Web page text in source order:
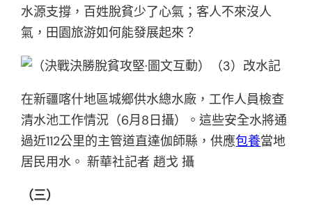
水源支撐，百姓脫貧少了心氣；客人不來沒人
氣，田園旅游如何能發展起來？
在新疆喀什地區城鄉供水總水廠，工作人員檢查
清水池工作情況（6月8日攝）。這些安全水將通
過近112公里的主管道直達伽師縣，供應包養當地
居民用水。 新華社記者 趙戈 攝
（三）